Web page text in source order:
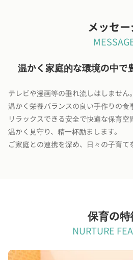
メッセ
温かく家庭的な環境の中で
テレビや漫画等の垂れ流しはしません。
温かく栄養バランスの良い手作りの食
リラックスできる安全で快適な保育空
温かく見守り、精一杯励まします。
ご家庭との連携を深め、日々の子育て
保育の
NURTURE